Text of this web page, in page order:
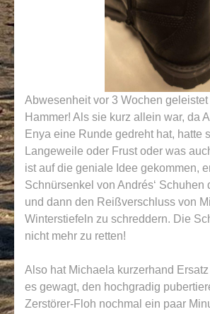
Abwesenheit vor 3 Wochen geleistet
Hammer! Als sie kurz allein war, da
Enya eine Runde gedreht hat, hatte
Langeweile oder Frust oder was
ist auf die geniale Idee gekommen,
Schnürsenkel von Andrés‘ Schuhen
und dann den Reißverschluss von
Winterstiefeln zu schreddern. Die
nicht mehr zu retten!
Also hat Michaela kurzerhand
es gewagt, den hochgradig
Zerstörer-Floh nochmal ein paar